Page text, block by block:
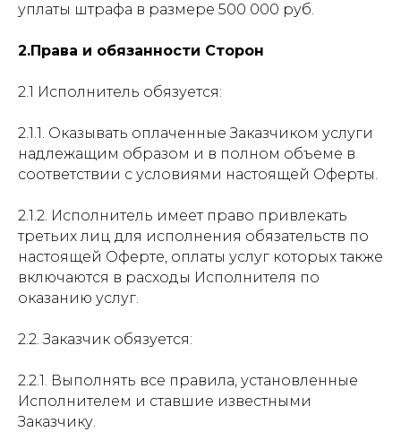
уплаты штрафа в размере 500 000 руб.
2.Права и обязанности Сторон
2.1 Исполнитель обязуется:
2.1.1. Оказывать оплаченные Заказчиком услуги
надлежащим образом и в полном объеме в
соответствии с условиями настоящей Оферты.
2.1.2. Исполнитель имеет право привлекать
третьих лиц для исполнения обязательств по
настоящей Оферте, оплаты услуг которых также
включаются в расходы Исполнителя по
оказанию услуг.
2.2. Заказчик обязуется:
2.2.1. Выполнять все правила, установленные
Исполнителем и ставшие известными
Заказчику.